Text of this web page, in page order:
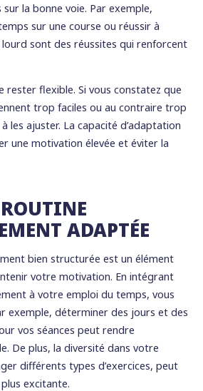
la bonne voie. Par exemple,
sur une course ou réussir à
sont des réussites qui renforcent
rester flexible. Si vous constatez que
trop faciles ou au contraire trop
les ajuster. La capacité d’adaptation
une motivation élevée et éviter la
ADAPTÉE
bien structurée est un élément
votre motivation. En intégrant
à votre emploi du temps, vous
exemple, déterminer des jours et des
vos séances peut rendre
De plus, la diversité dans votre
différents types d’exercices, peut
excitante.